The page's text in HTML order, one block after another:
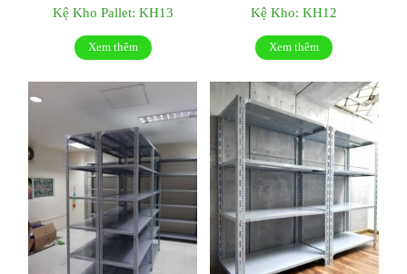
Kệ Kho Pallet: KH13
Xem thêm
Kệ Kho: KH12
Xem thêm